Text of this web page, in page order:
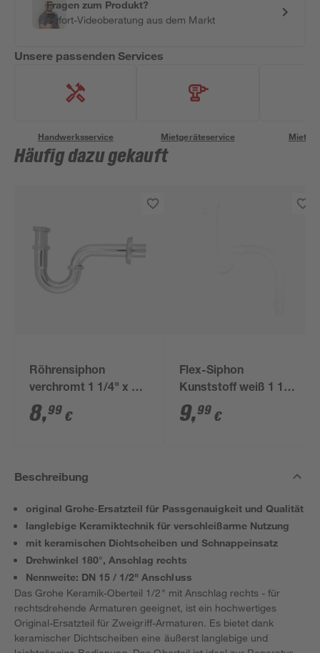
Fragen zum Produkt?
Sofort-Videoberatung aus dem Markt
Unsere passenden Services
Handwerksservice Mietgeräteservice
Häufig dazu gekauft
Röhrensiphon
verchromt 1 1/4" x 32
mm
8,99 €
Flex-Siphon
Kunststoff weiß 1 1/2'
x 40/50 mm
9,99 €
Beschreibung
original Grohe‑Ersatzteil für Passgenauigkeit und Qualität
langlebige Keramiktechnik für verschleißarme Nutzung
mit keramischen Dichtscheiben und Schnappeinsatz
Drehwinkel 180°, Anschlag rechts
Nennweite: DN 15 / 1/2" Anschluss
Das Grohe Keramik-Oberteil 1/2" mit Anschlag rechts - für
rechtsdrehende Armaturen geeignet, ist ein hochwertiges
Original-Ersatzteil für Zweigriff-Armaturen. Es bietet dank
keramischer Dichtscheiben eine äußerst langlebige und